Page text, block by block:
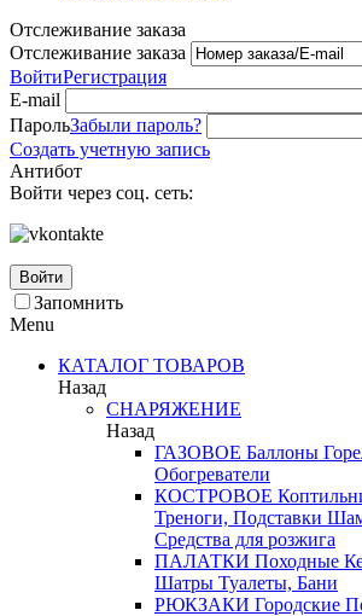
Отслеживание заказа
Отслеживание заказа
ВойтиРегистрация
E-mail
ПарольЗабыли пароль?
Создать учетную запись
Антибот
Войти через соц. сеть:
Войти
Запомнить
Menu
КАТАЛОГ ТОВАРОВ
Назад
СНАРЯЖЕНИЕ
Назад
ГАЗОВОЕ Баллоны
Обогреватели
КОСТРОВОЕ
Треноги, Подставки
Средства для розжига
ПАЛАТКИ Походные
Шатры Туалеты, Бани
РЮКЗАКИ Городские